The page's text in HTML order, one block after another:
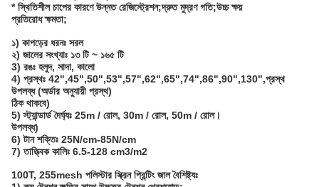
* স্থিতিশীল চাপের কারণে উন্নত রেজিস্ট্রেশন;দ্রুত মুদ্রণ গতি;উচ্চ ক্ষয়
প্রতিরোধ ক্ষমতা;
১) কাপড়ের ধরনঃ সরল
২) জালের সংখ্যাঃ ১৩ টি ~ ১৬৫ টি
3) রঙঃ হলুদ, সাদা, কালো
4) প্রস্থঃ 42",45",50",53",57",62",65",74",86",90",130",প্রস্থ
উপলব্ধ (অর্ডার অনুযায়ী প্রস্থ)
ঠিক থাকবে)
5) স্ট্যান্ডার্ড দৈর্ঘ্যঃ 25m / রোল, 30m / রোল, 50m / রোল।
উপলব্ধ)
6) টান শক্তিঃ 25N/cm-85N/cm
7) তাত্ত্বিক কালিঃ 6.5-128 cm3/m2
100T, 255mesh পলিস্টার স্ক্রিন প্রিন্টিং জাল বৈশিষ্ট্যঃ